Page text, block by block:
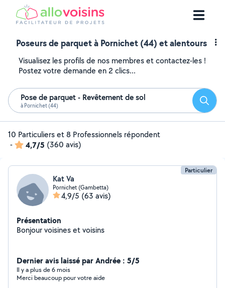
Poseurs de parquet à Pornichet (44) et alentours
Visualisez les profils de nos membres et contactez-les !
Postez votre demande en 2 clics...
Pose de parquet - Revêtement de sol
à Pornichet (44)
10 Particuliers et 8 Professionnels répondent
-
4,7/5 (360 avis)
Particulier
Kat Va
Pornichet (Gambetta)
4,9/5 (63 avis)
Présentation
Bonjour voisines et voisins
Dernier avis laissé par Andrée : 5/5
Il y a plus de 6 mois
Merci beaucoup pour votre aide